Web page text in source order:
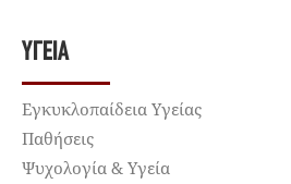
ΥΓΕΊΑ
Εγκυκλοπαίδεια Υγείας
Παθήσεις
Ψυχολογία & Υγεία